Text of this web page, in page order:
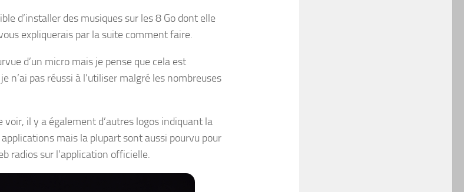
d’installer des musiques sur les 8 Go dont elle
expliquerais par la suite comment faire.
d’un micro mais je pense que cela est
n’ai pas réussi à l’utiliser malgré les nombreuses
voir, il y a également d’autres logos indiquant la
mais la plupart sont aussi pourvu pour
radios sur l’application officielle.